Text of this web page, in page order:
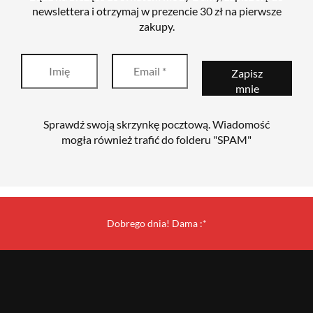
newslettera i otrzymaj w prezencie 30 zł na pierwsze
zakupy.
Sprawdź swoją skrzynkę pocztową. Wiadomość
mogła również trafić do folderu "SPAM"
Dobrego dnia! Dama :*